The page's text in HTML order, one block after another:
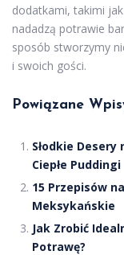
dodatkami, takimi
nadadzą potrawie
sposób stworzymy
i swoich gości.
Powiązane
Słodkie
Ciepłe Puddingi
15 Przepisów
Meksykańskie
Jak Zrobić
Potrawę?